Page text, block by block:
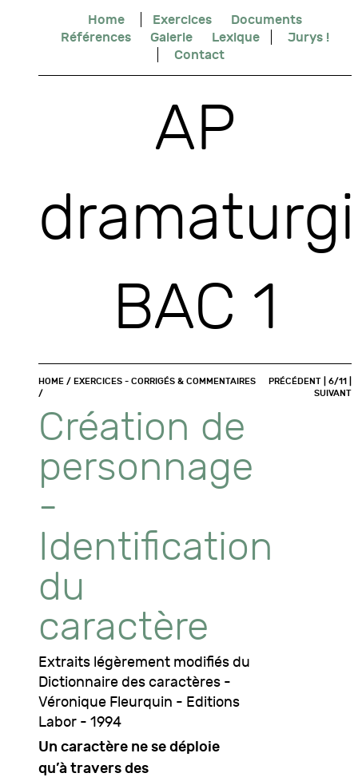
Home Exercices
Documents
Références
Galerie Lexique
Jurys !
Contact
AP
BAC 1
HOME / EXERCICES - CORRIGÉS & COMMENTAIRES
/
Création de
personnage
-
Identification
du
caractère
Extraits légèrement modifiés du
Dictionnaire des caractères -
Véronique Fleurquin - Editions
Labor - 1994
Un caractère ne se déploie
qu’à travers des
PRÉCÉDENT | 6/11 |
SUIVANT